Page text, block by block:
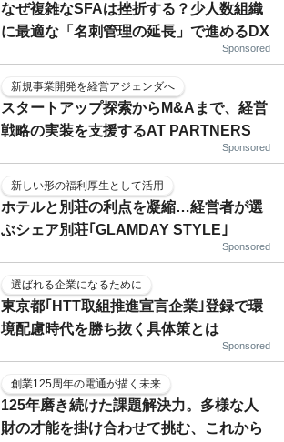
なぜ複雑なSFAは挫折する？少人数組織
に最適な「名刺管理の延長」で進めるDX
Sponsored
新規事業開発を経営アジェンダへ
スタートアップ探索からM&Aまで、経営
戦略の実装を支援するAT PARTNERS
Sponsored
新しい形の福利厚生として活用
ホテルと別荘の利点を凝縮…経営者が選
ぶシェア別荘｢GLAMDAY STYLE｣
Sponsored
選ばれる企業になるために
東京都｢HTT取組推進宣言企業｣登録で環
境配慮時代を勝ち抜く具体策とは
Sponsored
創業125周年の電通が描く未来
125年磨き続けた課題解決力。多様な人
財の才能を掛け合わせて挑む、これから